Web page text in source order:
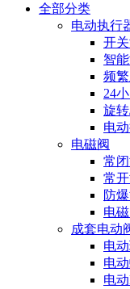
全部分类
电动执行
开
智
频
24
旋
电
电磁阀
常
常
防
电
成套电动
电
电
电